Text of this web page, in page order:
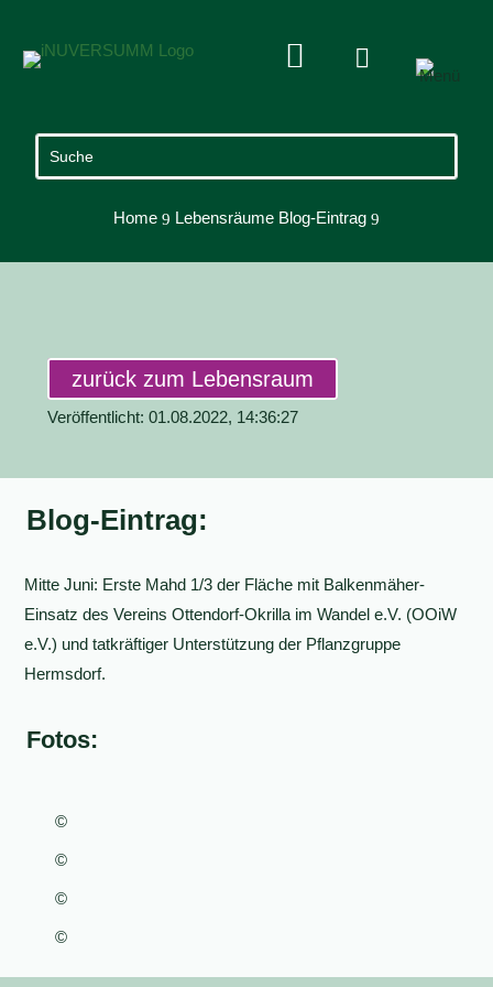
 
Home 9 Lebensräume Blog-Eintrag 9
zurück zum Lebensraum
Veröffentlicht: 01.08.2022, 14:36:27
Blog-Eintrag:
Mitte Juni: Erste Mahd 1/3 der Fläche mit Balkenmäher-
Einsatz des Vereins Ottendorf-Okrilla im Wandel e.V. (OOiW
e.V.) und tatkräftiger Unterstützung der Pflanzgruppe
Hermsdorf.
Fotos:
©
©
©
©